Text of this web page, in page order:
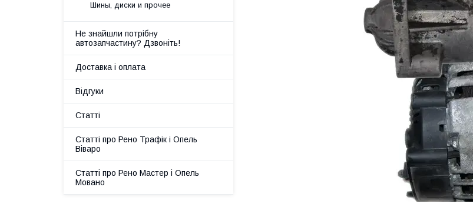
Шины, диски и прочее
Не знайшли потрібну
автозапчастину? Дзвоніть!
Доставка і оплата
Відгуки
Статті
Статті про Рено Трафік і Опель
Віваро
Статті про Рено Мастер і Опель
Мовано